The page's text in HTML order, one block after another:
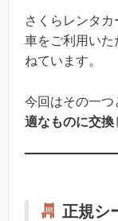
さくらレンタカ
車をご利用い
ねています。
今回はその一つ
適なものに交換
正規シ